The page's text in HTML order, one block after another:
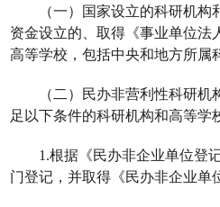
（一）国家设立的科研机
资金设立的、取得《事业单位法
高等学校，包括中央和地方所属
（二）民办非营利性科研
足以下条件的科研机构和高等学
1.根据《民办非企业单位登
门登记，并取得《民办非企业单